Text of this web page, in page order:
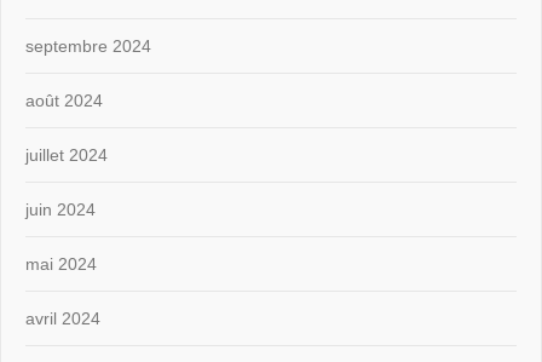
septembre 2024
août 2024
juillet 2024
juin 2024
mai 2024
avril 2024